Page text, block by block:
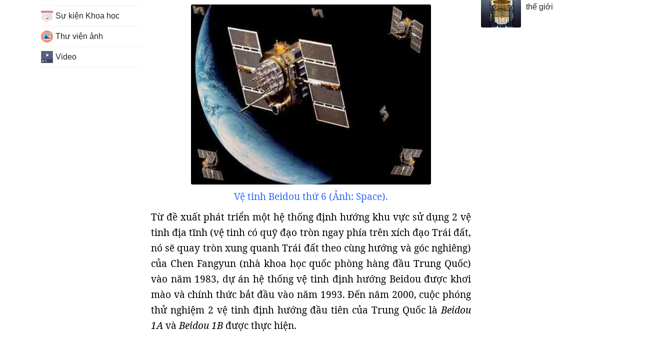
Vệ tinh Beidou thứ 6 (Ảnh: Space).
Từ đề xuất phát triển một hệ thống định hướng khu vực sử dụng 2 vệ
tinh địa tĩnh (vệ tinh có quỹ đạo tròn ngay phía trên xích đạo Trái đất,
nó sẽ quay tròn xung quanh Trái đất theo cùng hướng và góc nghiêng)
của Chen Fangyun (nhà khoa học quốc phòng hàng đầu Trung Quốc)
vào năm 1983, dự án hệ thống vệ tinh định hướng Beidou được khơi
mào và chính thức bắt đầu vào năm 1993. Đến năm 2000, cuộc phóng
thử nghiệm 2 vệ tinh định hướng đầu tiên của Trung Quốc làBeidou
1AvàBeidou 1B được thực hiện.
thế giới
Sự kiện Khoa học
Thư viện ảnh
Video